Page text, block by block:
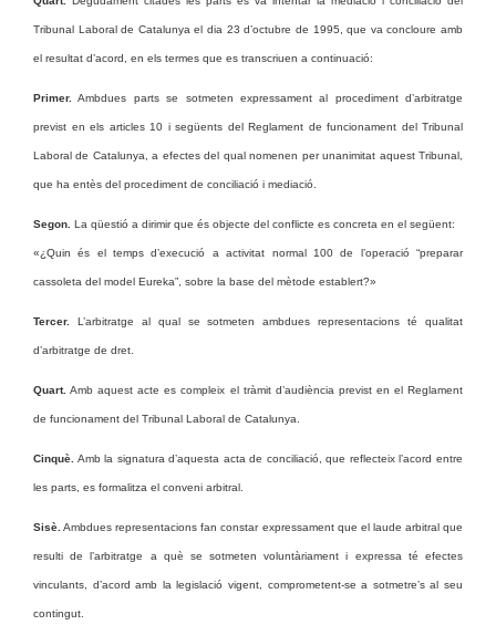
Tribunal Laboral de Catalunya el dia 23 d’octubre de 1995, que va concloure amb
el resultat d’acord, en els termes que es transcriuen a continuació:
Primer. Ambdues parts se sotmeten expressament al procediment d’arbitratge
previst en els articles 10 i següents del Reglament de funcionament del Tribunal
Laboral de Catalunya, a efectes del qual nomenen per unanimitat aquest Tribunal,
que ha entès del procediment de conciliació i mediació.
Segon. La qüestió a dirimir que és objecte del conflicte es concreta en el següent:
«¿Quin és el temps d’execució a activitat normal 100 de l’operació “preparar
cassoleta del model Eureka”, sobre la base del mètode establert?»
Tercer. L’arbitratge al qual se sotmeten ambdues representacions té qualitat
d’arbitratge de dret.
Quart. Amb aquest acte es compleix el tràmit d’audiència previst en el Reglament
de funcionament del Tribunal Laboral de Catalunya.
Cinquè. Amb la signatura d’aquesta acta de conciliació, que reflecteix l’acord entre
les parts, es formalitza el conveni arbitral.
Sisè. Ambdues representacions fan constar expressament que el laude arbitral que
resulti de l’arbitratge a què se sotmeten voluntàriament i expressa té efectes
vinculants, d’acord amb la legislació vigent, comprometent-se a sotmetre’s al seu
contingut.